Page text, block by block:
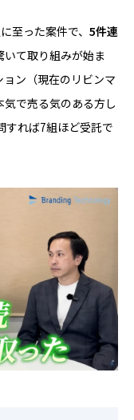
至った案件で、 5件連
て取り組みが始ま
ン（現在のリビンマ
で売る気のある方し
すれば7組ほど受託で